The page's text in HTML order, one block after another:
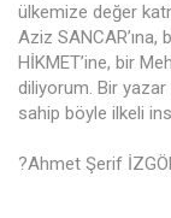
ülkemize değer
Aziz SANCAR’ına,
HİKMET’ine, bir
diliyorum. Bir
sahip böyle ilkeli
?Ahmet Şerif